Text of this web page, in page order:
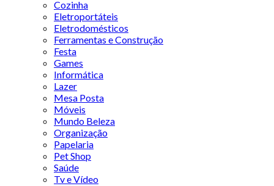
Cozinha
Eletroportáteis
Eletrodomésticos
Ferramentas e Construção
Festa
Games
Informática
Lazer
Mesa Posta
Móveis
Mundo Beleza
Organização
Papelaria
Pet Shop
Saúde
Tv e Vídeo